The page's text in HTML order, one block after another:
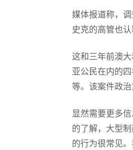
媒体报道称，
史克的高管也
这和三年前澳
亚公民在内的
等。该案件政
显然需要更多
的了解，大型
的行为很常见